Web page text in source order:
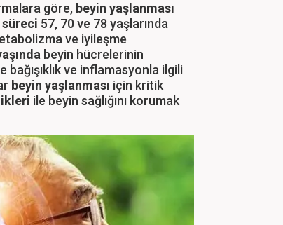
göre, beyin yaşlanması
süreci 57, 70 ve 78 yaşlarında
ve iyileşme
beyin hücrelerinin
bağışıklık ve inflamasyonla ilgili
beyin yaşlanması için kritik
ile beyin sağlığını korumak